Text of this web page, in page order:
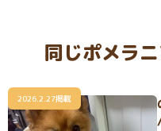
同じポメラ
2026.2.27掲載